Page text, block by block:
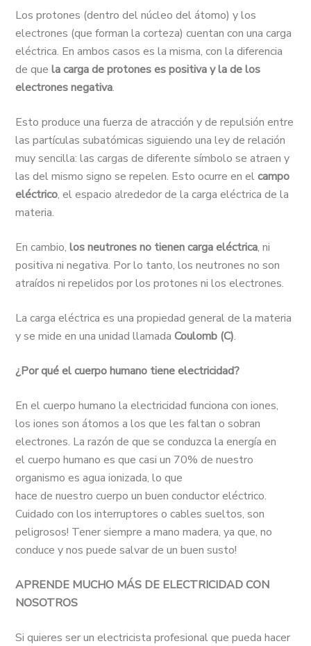
Los protones (dentro del núcleo del átomo) y los
electrones (que forman la corteza) cuentan con una carga
eléctrica. En ambos casos es la misma, con la diferencia
de que la carga de protones es positiva y la de los
electrones negativa.
Esto produce una fuerza de atracción y de repulsión entre
las partículas subatómicas siguiendo una ley de relación
muy sencilla: las cargas de diferente símbolo se atraen y
las del mismo signo se repelen. Esto ocurre en elcampo
eléctrico, el espacio alrededor de la carga eléctrica de la
materia.
En cambio, los neutrones no tienen carga eléctrica, ni
positiva ni negativa. Por lo tanto, los neutrones no son
atraídos ni repelidos por los protones ni los electrones.
La carga eléctrica es una propiedad general de la materia
y se mide en una unidad llamada Coulomb (C).
¿Por qué el cuerpo humano tiene electricidad?
En el cuerpo humano la electricidad funciona con iones,
los iones son átomos a los que les faltan o sobran
electrones. La razón de que se conduzca la energía en
el cuerpo humano es que casi un 70% de nuestro
organismo es agua ionizada, lo que
hace de nuestro cuerpo un buen conductor eléctrico.
Cuidado con los interruptores o cables sueltos, son
peligrosos! Tener siempre a mano madera, ya que, no
conduce y nos puede salvar de un buen susto!
APRENDE MUCHO MÁS DE ELECTRICIDAD CON
NOSOTROS
Si quieres ser un electricista profesional que pueda hacer